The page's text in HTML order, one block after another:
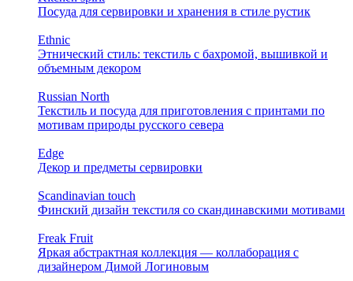
Посуда для сервировки и хранения в стиле рустик
Ethnic
Этнический стиль: текстиль с бахромой, вышивкой и
объемным декором
Russian North
Текстиль и посуда для приготовления с принтами по
мотивам природы русского севера
Edge
Декор и предметы сервировки
Scandinavian touch
Финский дизайн текстиля со скандинавскими мотивами
Freak Fruit
Яркая абстрактная коллекция — коллаборация с
дизайнером Димой Логиновым